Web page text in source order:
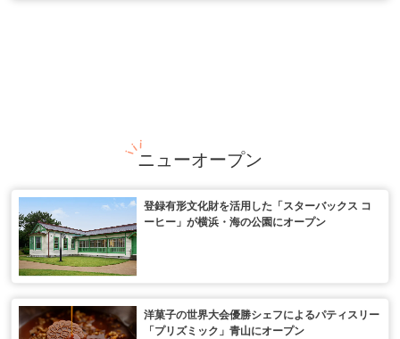
ニューオープン
登録有形文化財を活用した「スターバックス コ
ーヒー」が横浜・海の公園にオープン
洋菓子の世界大会優勝シェフによるパティスリー
「プリズミック」青山にオープン